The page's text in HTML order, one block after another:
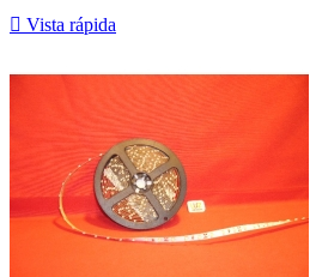
 Vista rápida